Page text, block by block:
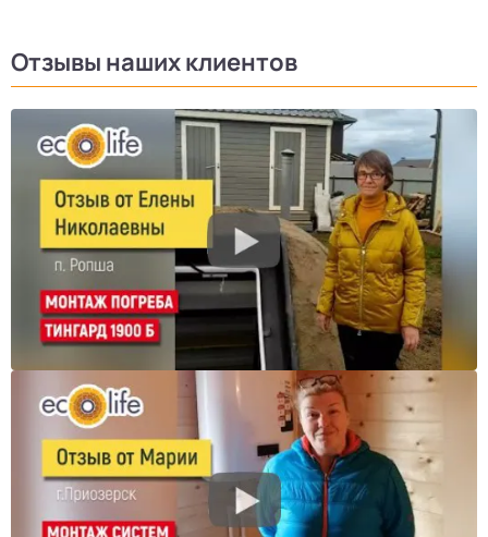
Отзывы наших клиентов